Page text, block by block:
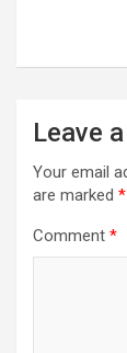
Leave
Your email
are marked *
Comment *